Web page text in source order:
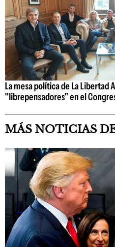
La mesa política de La Libertad
"librepensadores" en el
MÁS NOTICIAS